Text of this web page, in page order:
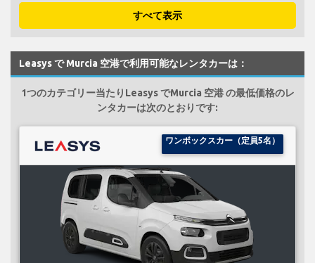
すべて表示
Leasys で Murcia 空港で利用可能なレンタカーは：
1つのカテゴリー当たりLeasys でMurcia 空港 の最低価格のレ
ンタカーは次のとおりです:
ワンボックスカー（定員5名）